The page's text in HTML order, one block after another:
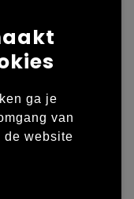
ga je
van
de website